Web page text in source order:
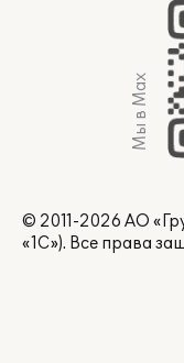
Мы в Max
© 2011-2026 АО
«1С»). Все права